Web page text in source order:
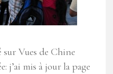
Vues de Chine
j’ai mis à jour la page